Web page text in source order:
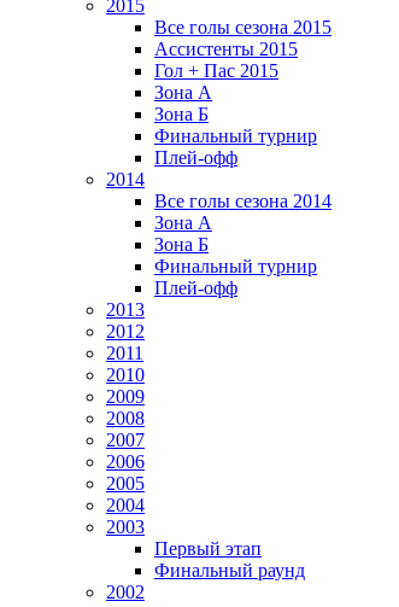
2015
Все голы сезона 2015
Ассистенты 2015
Гол + Пас 2015
Зона А
Зона Б
Финальный турнир
Плей-офф
2014
Все голы сезона 2014
Зона А
Зона Б
Финальный турнир
Плей-офф
2013
2012
2011
2010
2009
2008
2007
2006
2005
2004
2003
Первый этап
Финальный раунд
2002